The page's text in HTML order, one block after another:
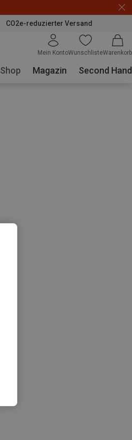
CO2e-reduzierter Versand
Mein KontoWunschlisteWarenkorb
Shop Magazin Second Hand